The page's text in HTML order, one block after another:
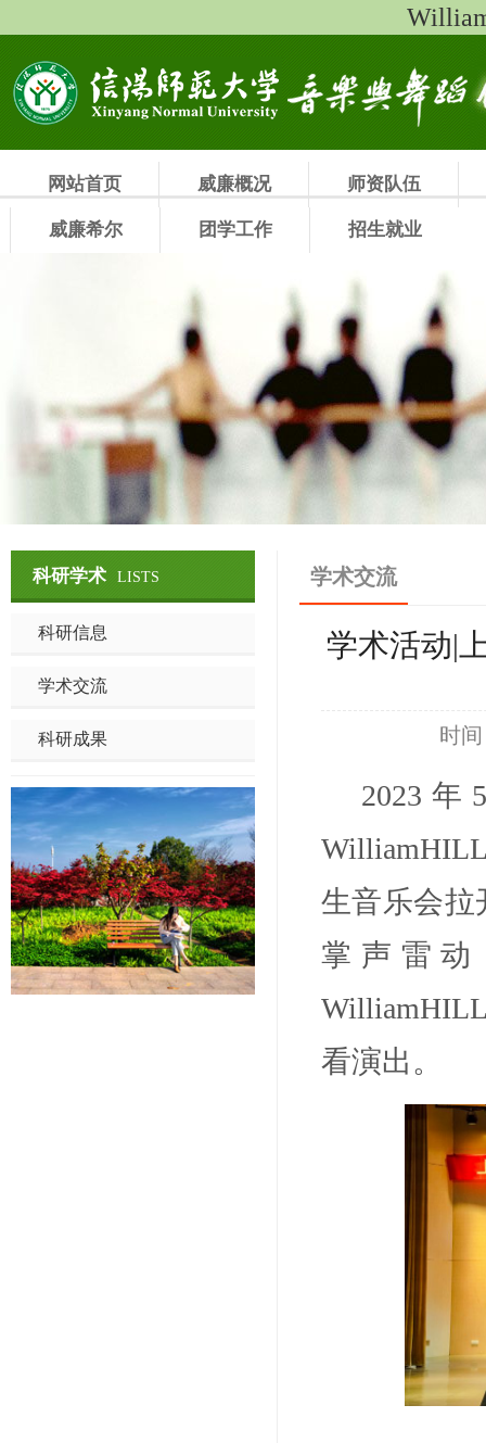
网站首页 威廉概况 师资队伍
威廉希尔 团学工作 招生就业
科研学术 LISTS
科研信息
学术交流
科研成果
学术交流
学术活动|
时
2023
生音乐会拉
掌声雷
看演出。